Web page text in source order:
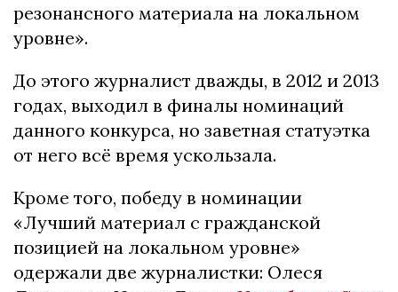
резонансного материала на локальном
уровне».
До этого журналист дважды, в 2012 и 2013
годах, выходил в финалы номинаций
данного конкурса, но заветная статуэтка
от него всё время ускользала.
Кроме того, победу в номинации
«Лучший материал с гражданской
позицией на локальном уровне»
одержали две журналистки: Олеся